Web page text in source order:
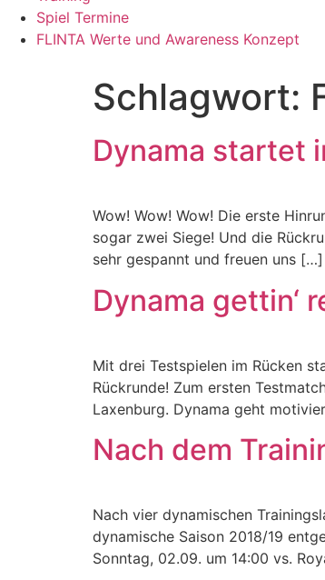
Spiel Termine
FLINTA Werte und Awareness Konzept
Schlagwort:
Dynama startet
Wow! Wow! Wow! Die erste
sogar zwei Siege! Und die
sehr gespannt und freuen uns […]
Dynama gettin‘
Mit drei Testspielen im Rücken
Rückrunde! Zum ersten
Laxenburg. Dynama geht
Nach dem
Nach vier dynamischen
dynamische Saison 2018/19
Sonntag, 02.09. um 14:00 vs.